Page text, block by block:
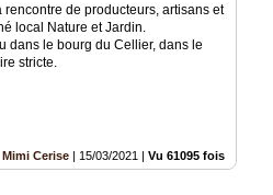
de producteurs, artisans et
local Nature et Jardin.
dans le bourg du Cellier, dans le
stricte.
Mimi Cerise | 15/03/2021 | Vu 61095 fois